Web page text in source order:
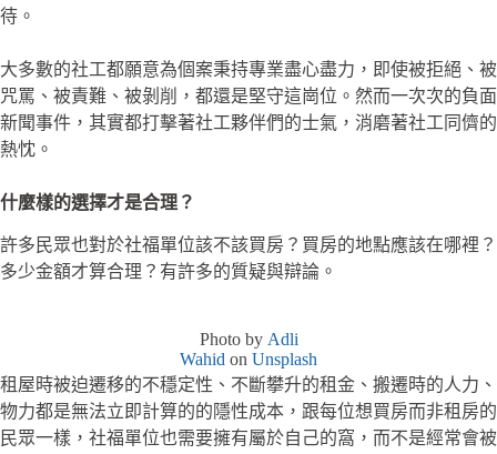
待。
大多數的社工都願意為個案秉持專業盡心盡力，即使被拒絕、被
咒罵、被責難、被剝削，都還是堅守這崗位。然而一次次的負面
新聞事件，其實都打擊著社工夥伴們的士氣，消磨著社工同儕的
熱忱。
什麼樣的選擇才是合理？
許多民眾也對於社福單位該不該買房？買房的地點應該在哪裡？
多少金額才算合理？有許多的質疑與辯論。
Photo by Adli
Wahid on Unsplash
租屋時被迫遷移的不穩定性、不斷攀升的租金、搬遷時的人力、
物力都是無法立即計算的的隱性成本，跟每位想買房而非租房的
民眾一樣，社福單位也需要擁有屬於自己的窩，而不是經常會被